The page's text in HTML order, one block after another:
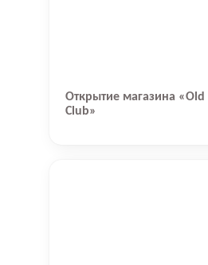
Открытие магазина «Old
Club»